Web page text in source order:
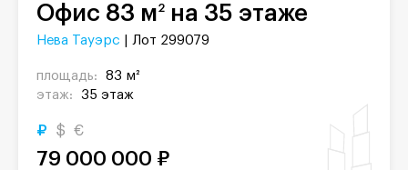
Офис 83 м2 на 35 этаже
Нева Тауэрс | Лот 299079
площадь:
83 м²
этаж:
35 этаж
₽ $ €
79 000 000 ₽